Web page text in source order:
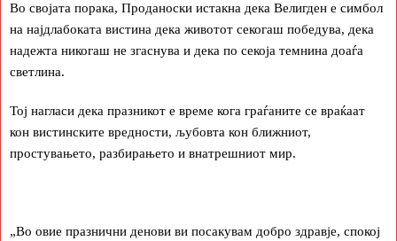
Во својата порака, Проданоски истакна дека Велигден е симбол
на најдлабоката вистина дека животот секогаш победува, дека
надежта никогаш не згаснува и дека по секоја темнина доаѓа
светлина.
Тој нагласи дека празникот е време кога граѓаните се враќаат
кон вистинските вредности, љубовта кон ближниот,
простувањето, разбирањето и внатрешниот мир.
„Во овие празнични денови ви посакувам добро здравје, спокој